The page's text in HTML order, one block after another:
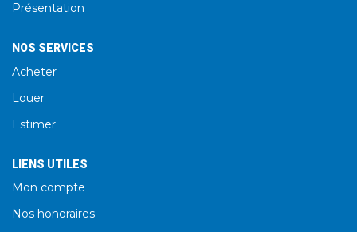
Présentation
NOS SERVICES
Acheter
Louer
Estimer
LIENS UTILES
Mon compte
Nos honoraires